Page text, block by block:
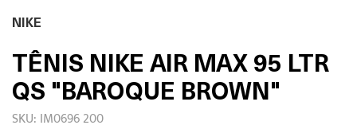
NIKE
TÊNIS NIKE AIR MAX 95 LTR
QS "BAROQUE BROWN"
SKU: IM0696 200